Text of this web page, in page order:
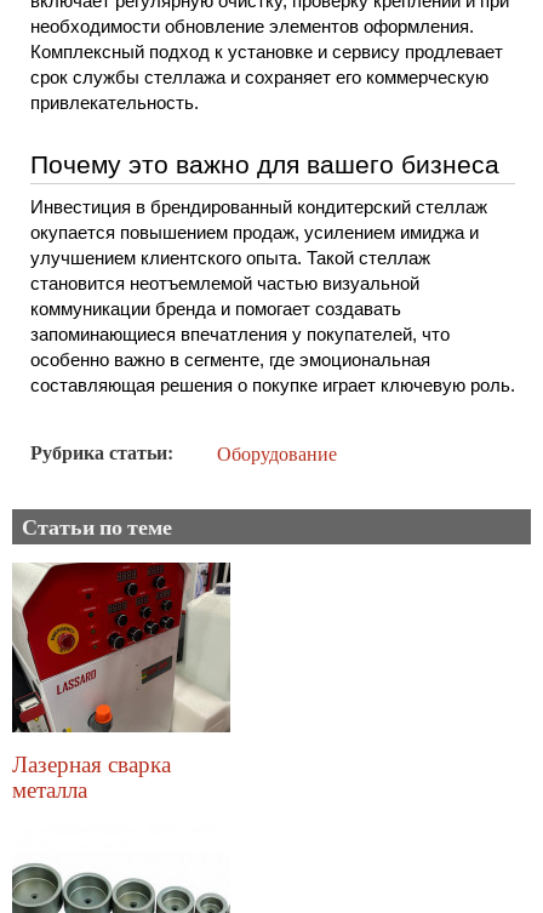
необходимости обновление элементов оформления.
Комплексный подход к установке и сервису продлевает
срок службы стеллажа и сохраняет его коммерческую
привлекательность.
Почему это важно для вашего бизнеса
Инвестиция в брендированный кондитерский стеллаж
окупается повышением продаж, усилением имиджа и
улучшением клиентского опыта. Такой стеллаж
становится неотъемлемой частью визуальной
коммуникации бренда и помогает создавать
запоминающиеся впечатления у покупателей, что
особенно важно в сегменте, где эмоциональная
составляющая решения о покупке играет ключевую роль.
Рубрика статьи Оборудование
Статьи по теме
Лазерная сварка
металла